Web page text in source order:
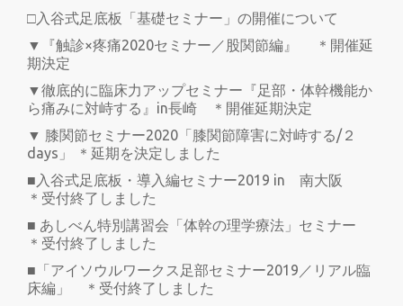
□入谷式足底板「基礎セミナー」の開催について
▼『触診×疼痛2020セミナー／股関節編』 ＊開催延
期決定
▼徹底的に臨床力アップセミナー『足部・体幹機能か
ら痛みに対峙する』in長崎 ＊開催延期決定
▼ 膝関節セミナー2020「膝関節障害に対峙する/２
days」 ＊延期を決定しました
■入谷式足底板・導入編セミナー2019 in 南大阪
＊受付終了しました
■ あしべん特別講習会「体幹の理学療法」セミナー
＊受付終了しました
■「アイソウルワークス足部セミナー2019／リアル臨
床編」 ＊受付終了しました